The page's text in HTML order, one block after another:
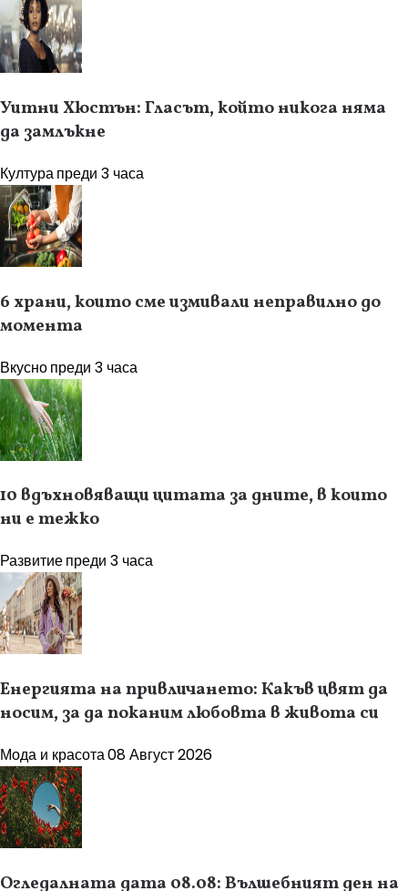
Уитни Хюстън: Гласът, който никога няма
да замлъкне
Културапреди 3 часа
6 храни, които сме измивали неправилно до
момента
Вкуснопреди 3 часа
10 вдъхновяващи цитата за дните, в които
ни е тежко
Развитиепреди 3 часа
Енергията на привличането: Какъв цвят да
носим, за да поканим любовта в живота си
Мода и красота08 Август 2026
Огледалната дата 08.08: Вълшебният ден на